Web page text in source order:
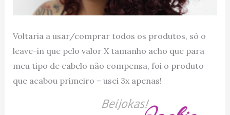
Voltaria a usar/comprar todos os produtos, só o
leave-in que pelo valor X tamanho acho que para
meu tipo de cabelo não compensa, foi o produto
que acabou primeiro – usei 3x apenas!